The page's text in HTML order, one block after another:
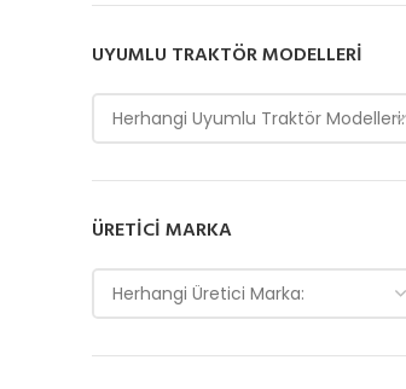
UYUMLU TRAKTÖR MODELLERI
Herhangi Uyumlu Traktör Modelleri:
ÜRETICI MARKA
Herhangi Üretici Marka: